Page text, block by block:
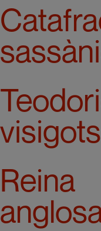
visigots
Reina